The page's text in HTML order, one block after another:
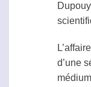
d’une
médium